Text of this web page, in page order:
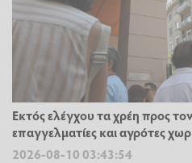
Εκτός ελέγχου τα χρέη προς
επαγγελματίες και αγρότες
2026-08-10 03:43:54